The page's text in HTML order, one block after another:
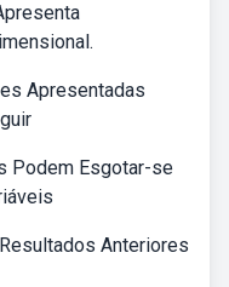
Apresentadas
Podem Esgotar-se
Anteriores